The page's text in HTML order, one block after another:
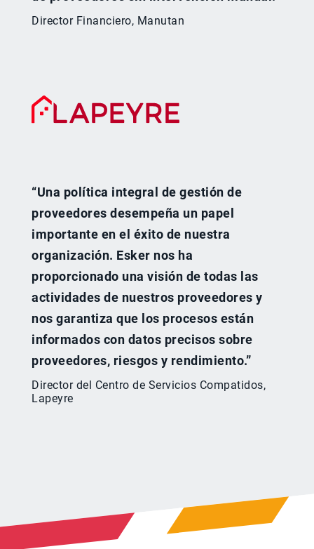
Director Financiero, Manutan
“Una política integral de gestión de
proveedores desempeña un papel
importante en el éxito de nuestra
organización. Esker nos ha
proporcionado una visión de todas las
actividades de nuestros proveedores y
nos garantiza que los procesos están
informados con datos precisos sobre
proveedores, riesgos y rendimiento.”
Director del Centro de Servicios Compatidos,
Lapeyre